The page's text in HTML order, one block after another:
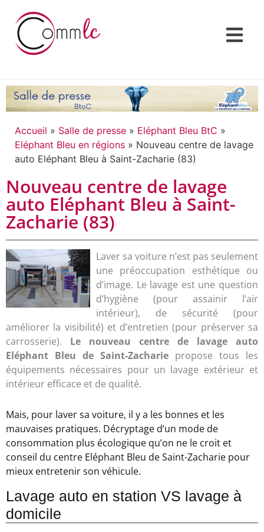
Accueil » Salle de presse » Eléphant Bleu BtC »
Eléphant Bleu en régions » Nouveau centre de lavage
auto Eléphant Bleu à Saint-Zacharie (83)
Nouveau centre de lavage
auto Eléphant Bleu à Saint-
Zacharie (83)
Laver sa voiture n’est pas seulement
une préoccupation esthétique ou
d’image. Le lavage est une question
d’hygiène (pour assainir l’air
intérieur), de sécurité (pour
améliorer la visibilité) et d’entretien (pour préserver sa
carrosserie). Le nouveau centre de lavage auto
Eléphant Bleu de Saint-Zacharie propose tous les
équipements nécessaires pour un lavage extérieur et
intérieur efficace et de qualité.
Mais, pour laver sa voiture, il y a les bonnes et les
mauvaises pratiques. Décryptage d’un mode de
consommation plus écologique qu’on ne le croit et
conseil du centre Eléphant Bleu de Saint-Zacharie pour
mieux entretenir son véhicule.
Lavage auto en station VS lavage à
domicile